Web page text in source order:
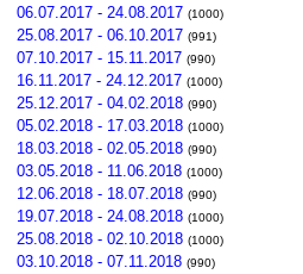
06.07.2017 - 24.08.2017 (1000)
25.08.2017 - 06.10.2017 (991)
07.10.2017 - 15.11.2017 (990)
16.11.2017 - 24.12.2017 (1000)
25.12.2017 - 04.02.2018 (990)
05.02.2018 - 17.03.2018 (1000)
18.03.2018 - 02.05.2018 (990)
03.05.2018 - 11.06.2018 (1000)
12.06.2018 - 18.07.2018 (990)
19.07.2018 - 24.08.2018 (1000)
25.08.2018 - 02.10.2018 (1000)
03.10.2018 - 07.11.2018 (990)